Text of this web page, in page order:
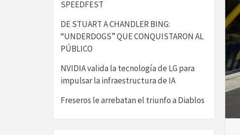
SPEEDFEST
DE STUART A CHANDLER BING:
“UNDERDOGS” QUE CONQUISTARON AL
PÚBLICO
NVIDIA valida la tecnología de LG para
impulsar la infraestructura de IA
Freseros le arrebatan el triunfo a Diablos